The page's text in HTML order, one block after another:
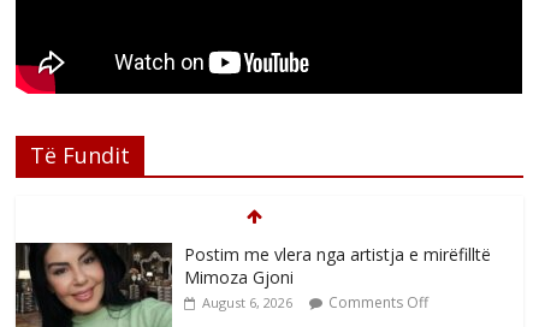
Të Fundit
Postim me vlera nga artistja e mirëfilltë
Mimoza Gjoni
August 6, 2026 Comments Off